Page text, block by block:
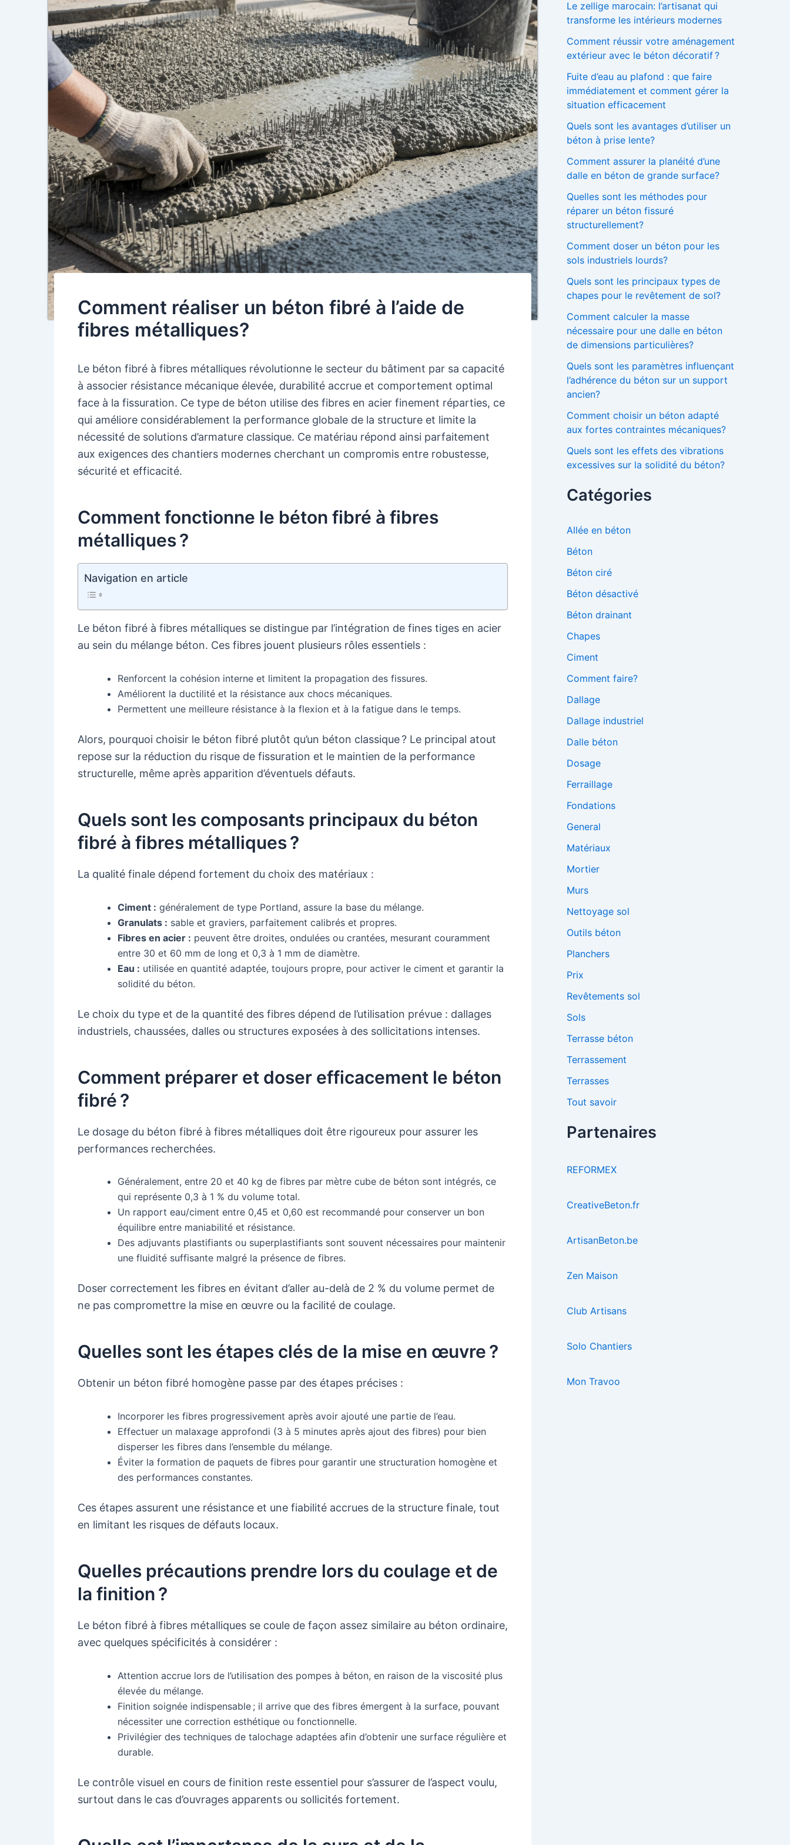
Comment réaliser un béton fibré à l’aide de
fibres métalliques?
Le béton fibré à fibres métalliques révolutionne le secteur du bâtiment par sa capacité
à associer résistance mécanique élevée, durabilité accrue et comportement optimal
face à la fissuration. Ce type de béton utilise des fibres en acier finement réparties, ce
qui améliore considérablement la performance globale de la structure et limite la
nécessité de solutions d’armature classique. Ce matériau répond ainsi parfaitement
aux exigences des chantiers modernes cherchant un compromis entre robustesse,
sécurité et efficacité.
Comment fonctionne le béton fibré à fibres
métalliques ?
Navigation en article
Le béton fibré à fibres métalliques se distingue par l’intégration de fines tiges en acier
au sein du mélange béton. Ces fibres jouent plusieurs rôles essentiels :
Renforcent la cohésion interne et limitent la propagation des fissures.
Améliorent la ductilité et la résistance aux chocs mécaniques.
Permettent une meilleure résistance à la flexion et à la fatigue dans le temps.
Alors, pourquoi choisir le béton fibré plutôt qu’un béton classique ? Le principal atout
repose sur la réduction du risque de fissuration et le maintien de la performance
structurelle, même après apparition d’éventuels défauts.
Quels sont les composants principaux du béton
fibré à fibres métalliques ?
La qualité finale dépend fortement du choix des matériaux :
Ciment : généralement de type Portland, assure la base du mélange.
Granulats : sable et graviers, parfaitement calibrés et propres.
Fibres en acier : peuvent être droites, ondulées ou crantées, mesurant couramment
entre 30 et 60 mm de long et 0,3 à 1 mm de diamètre.
Eau : utilisée en quantité adaptée, toujours propre, pour activer le ciment et garantir la
solidité du béton.
Le choix du type et de la quantité des fibres dépend de l’utilisation prévue : dallages
industriels, chaussées, dalles ou structures exposées à des sollicitations intenses.
Comment préparer et doser efficacement le béton
fibré ?
Le dosage du béton fibré à fibres métalliques doit être rigoureux pour assurer les
performances recherchées.
Généralement, entre 20 et 40 kg de fibres par mètre cube de béton sont intégrés, ce
qui représente 0,3 à 1 % du volume total.
Un rapport eau/ciment entre 0,45 et 0,60 est recommandé pour conserver un bon
équilibre entre maniabilité et résistance.
Des adjuvants plastifiants ou superplastifiants sont souvent nécessaires pour maintenir
une fluidité suffisante malgré la présence de fibres.
Doser correctement les fibres en évitant d’aller au-delà de 2 % du volume permet de
ne pas compromettre la mise en œuvre ou la facilité de coulage.
Quelles sont les étapes clés de la mise en œuvre ?
Obtenir un béton fibré homogène passe par des étapes précises :
Incorporer les fibres progressivement après avoir ajouté une partie de l’eau.
Effectuer un malaxage approfondi (3 à 5 minutes après ajout des fibres) pour bien
disperser les fibres dans l’ensemble du mélange.
Éviter la formation de paquets de fibres pour garantir une structuration homogène et
des performances constantes.
Ces étapes assurent une résistance et une fiabilité accrues de la structure finale, tout
en limitant les risques de défauts locaux.
Quelles précautions prendre lors du coulage et de
la finition ?
Le béton fibré à fibres métalliques se coule de façon assez similaire au béton ordinaire,
avec quelques spécificités à considérer :
Attention accrue lors de l’utilisation des pompes à béton, en raison de la viscosité plus
élevée du mélange.
Finition soignée indispensable ; il arrive que des fibres émergent à la surface, pouvant
nécessiter une correction esthétique ou fonctionnelle.
Privilégier des techniques de talochage adaptées afin d’obtenir une surface régulière et
durable.
Le contrôle visuel en cours de finition reste essentiel pour s’assurer de l’aspect voulu,
surtout dans le cas d’ouvrages apparents ou sollicités fortement.
h
e
:
Le zellige marocain: l’artisanat qui
transforme les intérieurs modernes
Comment réussir votre aménagement
extérieur avec le béton décoratif ?
Fuite d’eau au plafond : que faire
immédiatement et comment gérer la
situation efficacement
Quels sont les avantages d’utiliser un
béton à prise lente?
Comment assurer la planéité d’une
dalle en béton de grande surface?
Quelles sont les méthodes pour
réparer un béton fissuré
structurellement?
Comment doser un béton pour les
sols industriels lourds?
Quels sont les principaux types de
chapes pour le revêtement de sol?
Comment calculer la masse
nécessaire pour une dalle en béton
de dimensions particulières?
Quels sont les paramètres influençant
l’adhérence du béton sur un support
ancien?
Comment choisir un béton adapté
aux fortes contraintes mécaniques?
Quels sont les effets des vibrations
excessives sur la solidité du béton?
Catégories
Allée en béton
Béton
Béton ciré
Béton désactivé
Béton drainant
Chapes
Ciment
Comment faire?
Dallage
Dallage industriel
Dalle béton
Dosage
Ferraillage
Fondations
General
Matériaux
Mortier
Murs
Nettoyage sol
Outils béton
Planchers
Prix
Revêtements sol
Sols
Terrasse béton
Terrassement
Terrasses
Tout savoir
Partenaires
REFORMEX
CreativeBeton.fr
ArtisanBeton.be
Zen Maison
Club Artisans
Solo Chantiers
Mon Travoo